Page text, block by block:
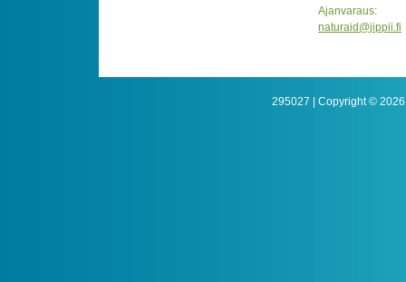
Ajanvaraus:
naturaid@jippii.fi
295027 | Copyright ©